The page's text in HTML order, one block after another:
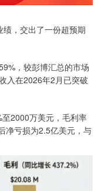
，交出了一份超预期
，较彭博汇总的市场
入在2026年2月已突破
2000万美元，毛利率
净亏损为2.5亿美元，与